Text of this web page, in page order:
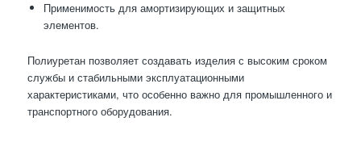
Применимость для амортизирующих и защитных
элементов.
Полиуретан позволяет создавать изделия с высоким сроком
службы и стабильными эксплуатационными
характеристиками, что особенно важно для промышленного и
транспортного оборудования.